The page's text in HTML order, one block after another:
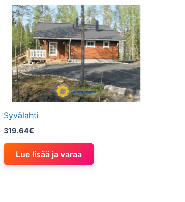
Syvälahti
319.64€
Lue lisää ja varaa